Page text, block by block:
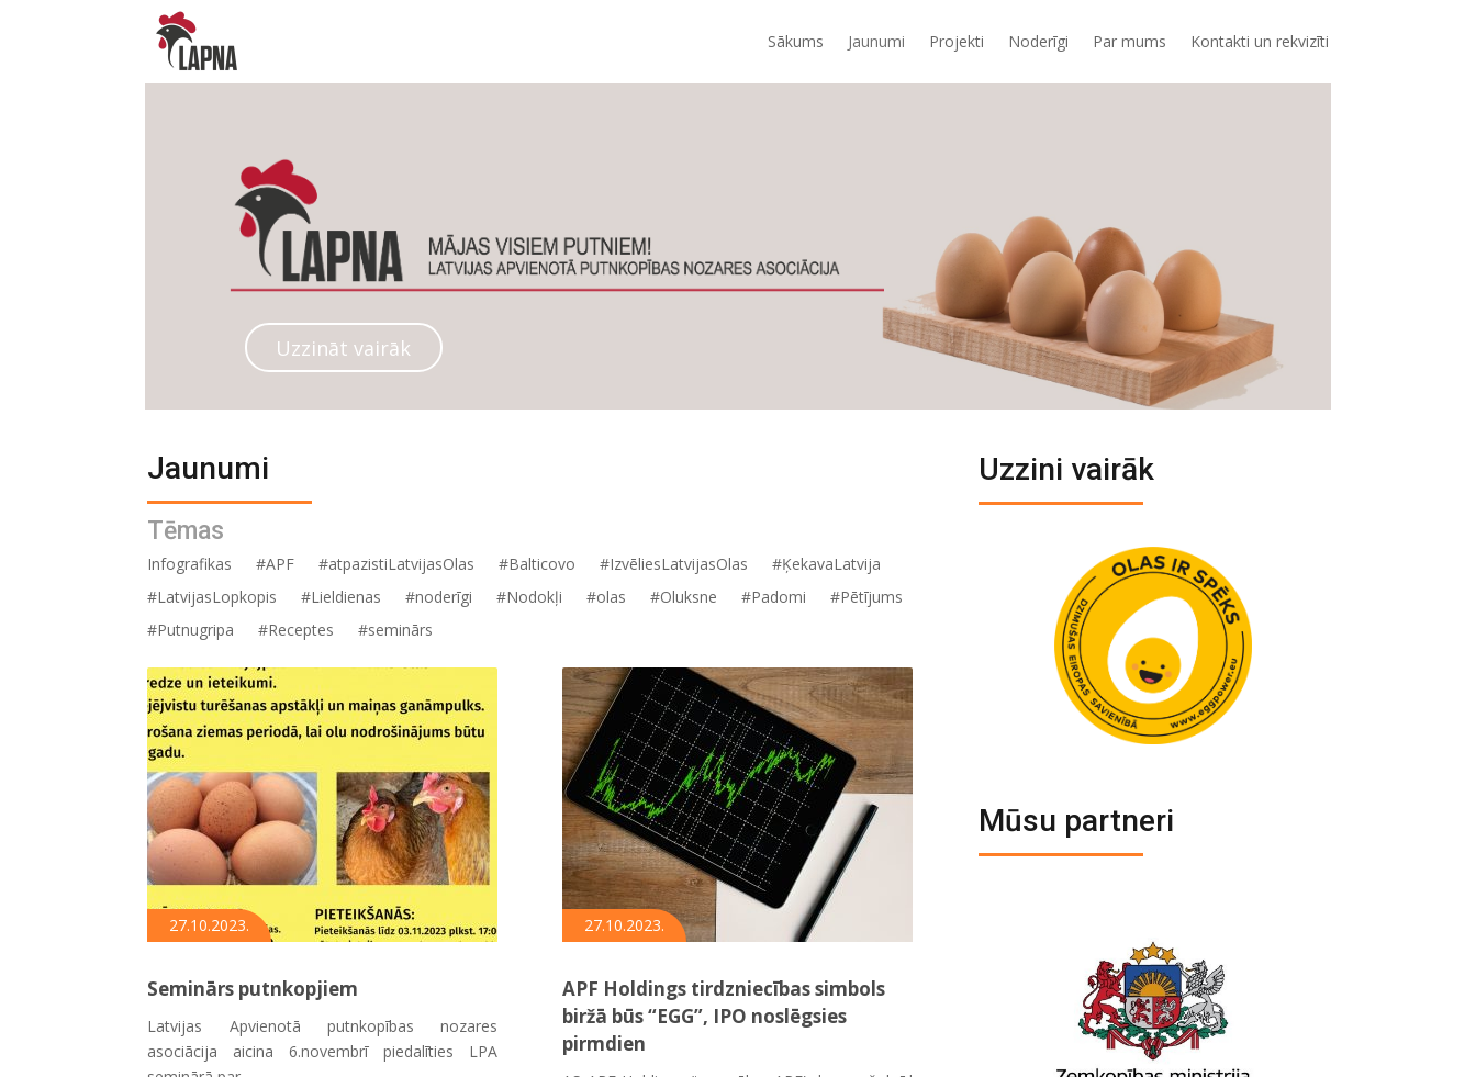
Sākums Jaunumi Projekti Noderīgi Par mums Kontakti un rekvizīti
Uzzināt vairāk
Jaunumi
Tēmas
Infografikas #APF #atpazistiLatvijasOlas #Balticovo #IzvēliesLatvijasOlas
#ĶekavaLatvija
#LatvijasLopkopis
#Lieldienas #noderīgi #Nodokļi #olas #Oluksne #Padomi
#Pētījums
#Putnugripa
#Receptes #seminārs
27.10.2023.
Seminārs putnkopjiem
Latvijas Apvienotā putnkopības nozares
asociācija aicina 6.novembrī piedalīties LPA
27.10.2023.
APF Holdings tirdzniecības simbols
biržā būs “EGG”, IPO noslēgsies
pirmdien
Uzzini vairāk
Mūsu partneri